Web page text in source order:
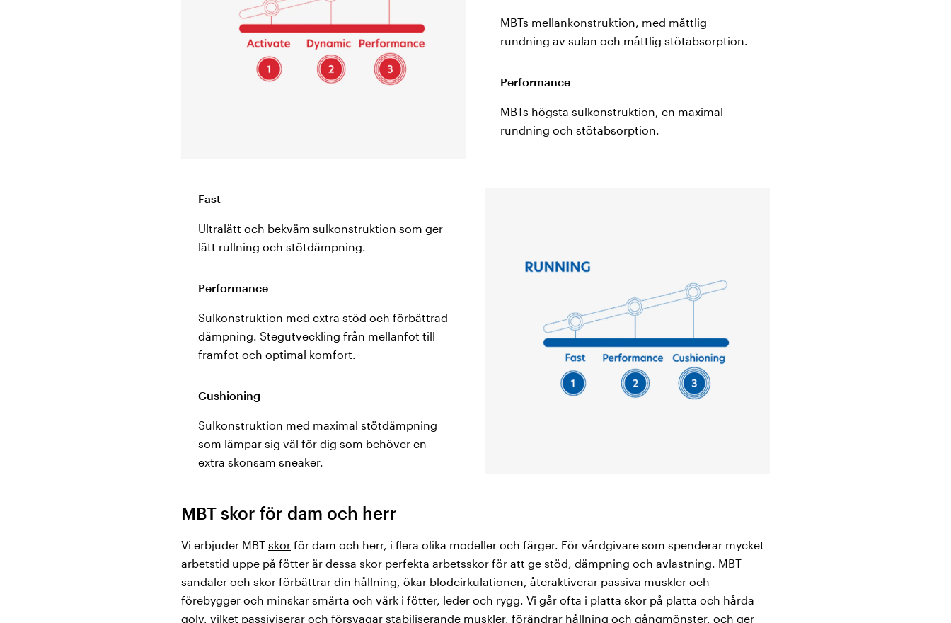
MBTs mellankonstruktion, med måttlig
rundning av sulan och måttlig stötabsorption.
Performance
MBTs högsta sulkonstruktion, en maximal
rundning och stötabsorption.
Fast
Ultralätt och bekväm sulkonstruktion som ger
lätt rullning och stötdämpning.
Performance
Sulkonstruktion med extra stöd och förbättrad
dämpning. Stegutveckling från mellanfot till
framfot och optimal komfort.
Cushioning
Sulkonstruktion med maximal stötdämpning
som lämpar sig väl för dig som behöver en
extra skonsam sneaker.
MBT skor för dam och herr
Vi erbjuder MBT skor för dam och herr, i flera olika modeller och färger. För vårdgivare som spenderar mycket
arbetstid uppe på fötter är dessa skor perfekta arbetsskor för att ge stöd, dämpning och avlastning. MBT
sandaler och skor förbättrar din hållning, ökar blodcirkulationen, återaktiverar passiva muskler och
förebygger och minskar smärta och värk i fötter, leder och rygg. Vi går ofta i platta skor på platta och hårda
golv, vilket passiviserar och försvagar stabiliserande muskler, förändrar hållning och gångmönster, och ger